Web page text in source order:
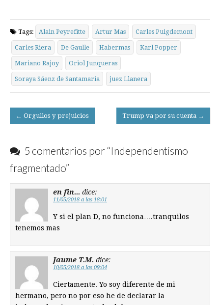
Tags: Alain Peyrefitte Artur Mas Carles Puigdemont
Carles Riera De Gaulle Habermas Karl Popper
Mariano Rajoy Oriol Junqueras
Soraya Sáenz de Santamaria juez Llanera
Post
navigation
← Orgullos y prejuicios Trump va por su cuenta →
5 comentarios por “Independentismo
fragmentado”
en fin... dice:
11/05/2018 a las 18:01
Y si el plan D, no funciona….tranquilos
tenemos mas
Jaume T.M. dice:
10/05/2018 a las 09:04
Ciertamente. Yo soy diferente de mi
hermano, pero no por eso he de declarar la